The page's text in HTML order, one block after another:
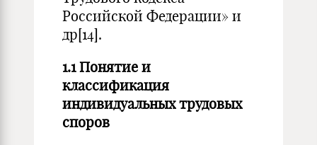
Российской Федерации» и
др[14].
1.1 Понятие и
классификация
индивидуальных трудовых
споров